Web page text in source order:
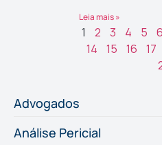
Leia mais »
1 2 3 4 5 6
14
15 16 17
Advogados
Análise Pericial